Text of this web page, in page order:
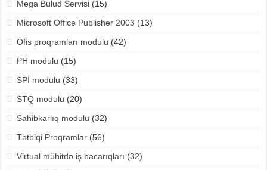
Mega Bulud Servisi(15)
Microsoft Office Publisher 2003 (13)
Ofis proqramları modulu (42)
PH modulu (15)
SPİ modulu (33)
STQ modulu (20)
Sahibkarlıq modulu (32)
Tətbiqi Proqramlar(56)
Virtual mühitdə iş bacarıqları (32)